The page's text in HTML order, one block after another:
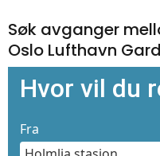
Søk avganger
Oslo Lufthavn
Hvor vil du
Fra